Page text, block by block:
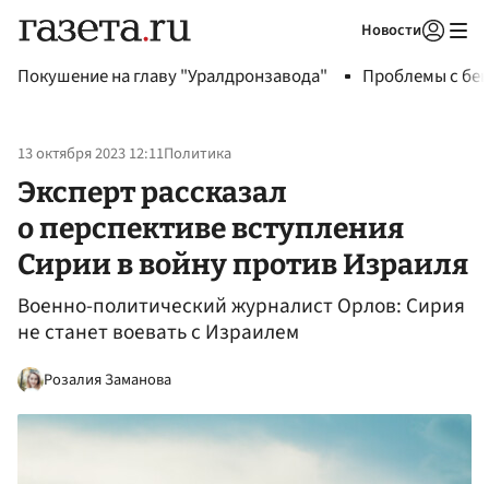
Новости
Покушение на главу "Уралдронзавода" Проблемы с
13 октября 2023 12:11Политика
Эксперт рассказал
о перспективе вступления
Сирии в войну против Израиля
Военно-политический журналист Орлов: Сирия
не станет воевать с Израилем
Розалия Заманова